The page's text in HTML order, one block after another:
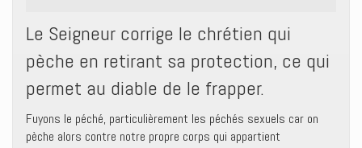
Le Seigneur corrige le chrétien qui
pèche en retirant sa protection, ce qui
permet au diable de le frapper.
Fuyons le péché, particulièrement les péchés sexuels car on
pèche alors contre notre propre corps qui appartient